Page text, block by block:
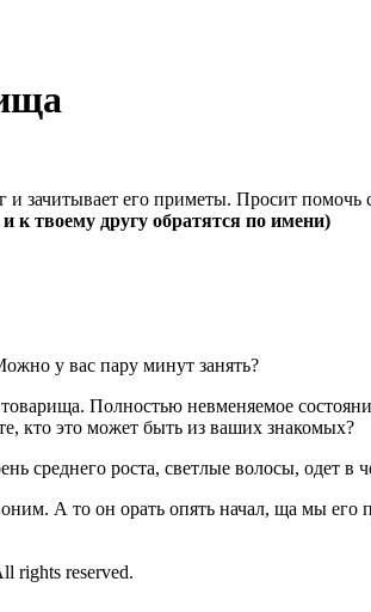
зачитывает его приметы. Просит помочь
твоему другу обратятся по имени)
у вас пару минут занять?
Полностью невменяемое
кто это может быть из ваших знакомых?
среднего роста, светлые волосы, одет
А то он орать опять начал, ща мы его
rights reserved.